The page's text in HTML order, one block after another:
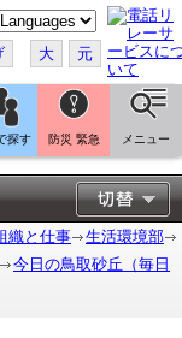
大 元
探す 防災 緊急 メニュー
織と仕事
生活環境部
今日の鳥取砂丘（毎日